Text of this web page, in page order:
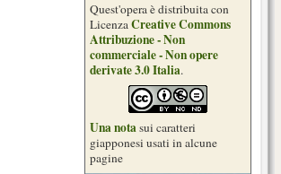
Quest'opera è distribuita con
LicenzaCreative Commons
Attribuzione - Non
commerciale - Non opere
derivate 3.0 Italia.
Una notasui caratteri
giapponesi usati in alcune
pagine